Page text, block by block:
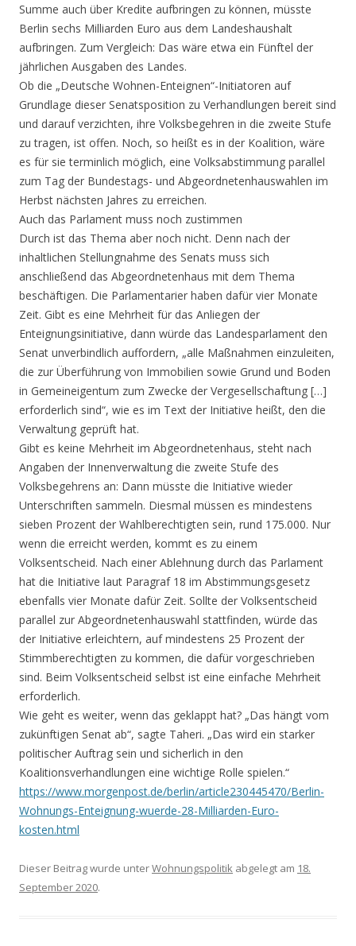
Summe auch über Kredite aufbringen zu können, müsste
Berlin sechs Milliarden Euro aus dem Landeshaushalt
aufbringen. Zum Vergleich: Das wäre etwa ein Fünftel der
jährlichen Ausgaben des Landes.
Ob die „Deutsche Wohnen-Enteignen“-Initiatoren auf
Grundlage dieser Senatsposition zu Verhandlungen bereit sind
und darauf verzichten, ihre Volksbegehren in die zweite Stufe
zu tragen, ist offen. Noch, so heißt es in der Koalition, wäre
es für sie terminlich möglich, eine Volksabstimmung parallel
zum Tag der Bundestags- und Abgeordnetenhauswahlen im
Herbst nächsten Jahres zu erreichen.
Auch das Parlament muss noch zustimmen
Durch ist das Thema aber noch nicht. Denn nach der
inhaltlichen Stellungnahme des Senats muss sich
anschließend das Abgeordnetenhaus mit dem Thema
beschäftigen. Die Parlamentarier haben dafür vier Monate
Zeit. Gibt es eine Mehrheit für das Anliegen der
Enteignungsinitiative, dann würde das Landesparlament den
Senat unverbindlich auffordern, „alle Maßnahmen einzuleiten,
die zur Überführung von Immobilien sowie Grund und Boden
in Gemeineigentum zum Zwecke der Vergesellschaftung […]
erforderlich sind“, wie es im Text der Initiative heißt, den die
Verwaltung geprüft hat.
Gibt es keine Mehrheit im Abgeordnetenhaus, steht nach
Angaben der Innenverwaltung die zweite Stufe des
Volksbegehrens an: Dann müsste die Initiative wieder
Unterschriften sammeln. Diesmal müssen es mindestens
sieben Prozent der Wahlberechtigten sein, rund 175.000. Nur
wenn die erreicht werden, kommt es zu einem
Volksentscheid. Nach einer Ablehnung durch das Parlament
hat die Initiative laut Paragraf 18 im Abstimmungsgesetz
ebenfalls vier Monate dafür Zeit. Sollte der Volksentscheid
parallel zur Abgeordnetenhauswahl stattfinden, würde das
der Initiative erleichtern, auf mindestens 25 Prozent der
Stimmberechtigten zu kommen, die dafür vorgeschrieben
sind. Beim Volksentscheid selbst ist eine einfache Mehrheit
erforderlich.
Wie geht es weiter, wenn das geklappt hat? „Das hängt vom
zukünftigen Senat ab“, sagte Taheri. „Das wird ein starker
politischer Auftrag sein und sicherlich in den
Koalitionsverhandlungen eine wichtige Rolle spielen.“
https://www.morgenpost.de/berlin/article230445470/Berlin-
Wohnungs-Enteignung-wuerde-28-Milliarden-Euro-
kosten.html
Dieser Beitrag wurde unterWohnungspolitik abgelegt am 18.
September 2020.